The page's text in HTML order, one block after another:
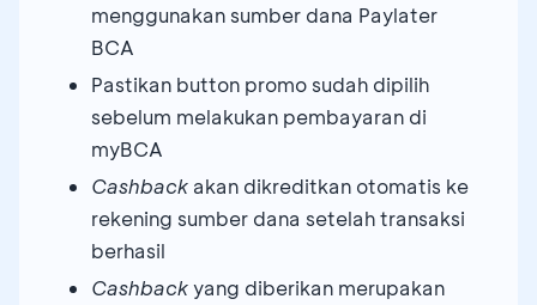
menggunakan sumber dana Paylater
BCA
Pastikan button promo sudah dipilih
sebelum melakukan pembayaran di
myBCA
Cashback akan dikreditkan otomatis ke
rekening sumber dana setelah transaksi
berhasil
Cashbackyang diberikan merupakan